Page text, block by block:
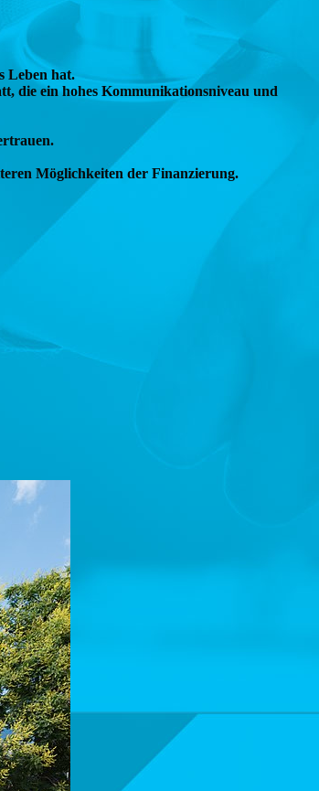
Leben hat.
die ein hohes Kommunikationsniveau und
Möglichkeiten der Finanzierung.